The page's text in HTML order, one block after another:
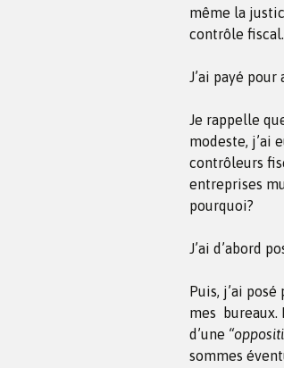
même la
contrôle fiscal.
J’ai payé
Je rappelle
modeste, j’ai
contrôleurs
entreprises
pourquoi?
J’ai d’abord
Puis, j’ai
mes bureaux.
d’une
sommes